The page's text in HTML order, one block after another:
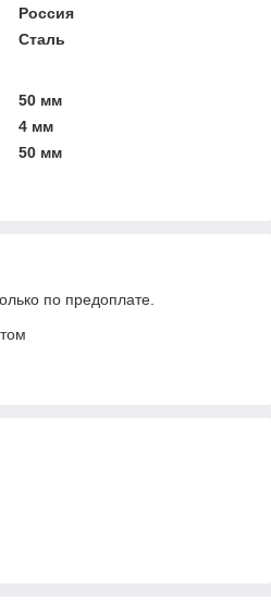
Россия
Сталь
50 мм
4 мм
50 мм
по предоплате.